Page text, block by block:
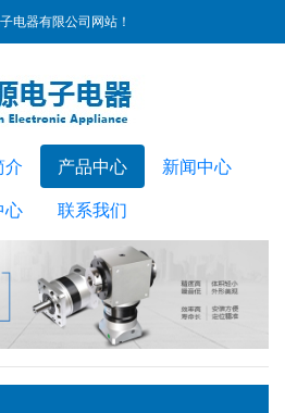
电器有限公司网站！
服务热线：
介 产品中心
新闻中心
心 联系我们